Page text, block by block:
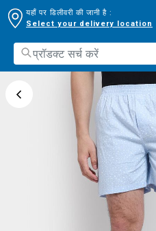
यहाँ पर डिलीवरी की जानी है :
Select your delivery location